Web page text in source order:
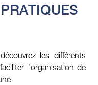
les différents
l’organisation de